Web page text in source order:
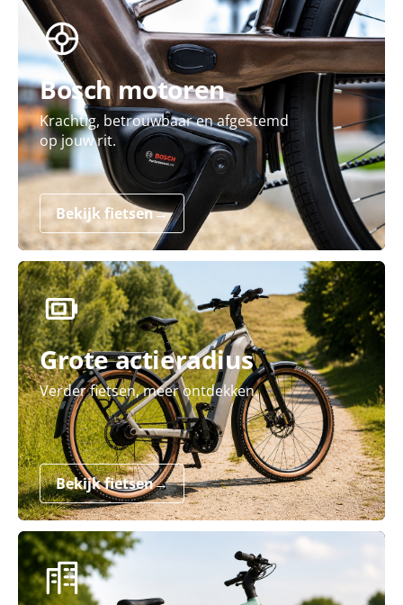
Bosch motoren
Krachtig, betrouwbaar en afgestemd
op jouw rit.
Bekijk fietsen→
Grote actieradius
Verder fietsen, meer ontdekken.
Bekijk fietsen→